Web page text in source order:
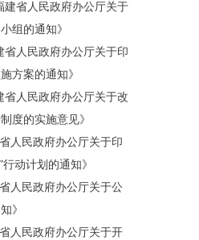
建省人民政府办公厅关于
组的通知》
省人民政府办公厅关于印
方案的通知》
省人民政府办公厅关于改
度的实施意见》
人民政府办公厅关于印
动计划的通知》
人民政府办公厅关于公
》
人民政府办公厅关于开